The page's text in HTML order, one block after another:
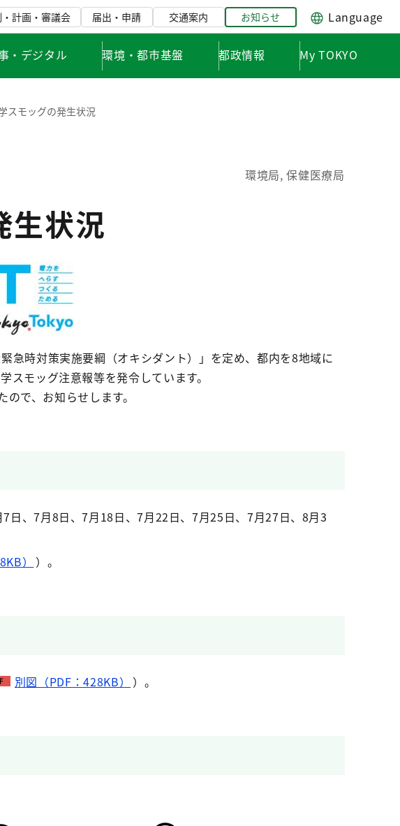
計画・審議会 届出・申請 交通案内 お知らせ Language
・デジタル 環境・都市基盤 都政情報 My TOKYO
スモッグの発生状況
環境局, 保健医療局
生状況
急時対策実施要綱（オキシダント）」を定め、都内を8地域に
モッグ注意報等を発令しています。
で、お知らせします。
、7月8日、7月18日、7月22日、7月25日、7月27日、8月3
） ）。
別図（PDF：428KB） ）。